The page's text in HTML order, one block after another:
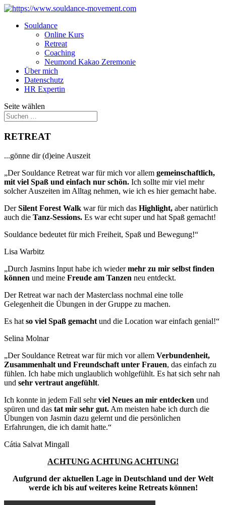
Souldance
Online Kurs
Retreat
Coaching
Neumond Kakao Zeremonie
Über mich
Datenschutz
HR Expertin
Seite wählen
RETREAT
...gönne dir (d)eine Auszeit
„Der Souldance Retreat war für mich vor allem gemeinschaftlich,
mit viel Spaß und einfach nur schön. Ich sollte mir viel mehr
solcher Auszeiten im Alltag nehmen, wie ich es hier gemacht habe.
DerSilent Forest Walk war für mich das Highlight, aber natürlich
auch die Tanz-Sessions. Es war echt super und hat Spaß gemacht!
Souldance bedeutet für mich Freiheit, Spaß und Bewegung!“
Lisa Warbitz
„Durch Jasmins Input habe ich wiedermehr zu mir selbst finden
können und meine Freude am Tanzen neu entdeckt.
Der Retreat war nach der Masterclass nochmal eine tolle
Gelegenheit die Übungen in der Gruppe zu machen.
Es hatso viel Spaß gemachtund die Location war einfach genial!“
Selina Molnar
„Der Souldance Retreat war für mich vor allem Verbundenheit,
Zusammenhalt und Freundschaftunter Frauen, das einfach zu
fühlen. Ich habe mich unglaublich wohlgefühlt. Es hat sich sehr nah
und sehr vertraut angefühlt.
Ich konnte in jedem Fall sehrviel Neues an mir entdecken und
spüren und das tat mir sehr gut.Am meisten habe ich durch die
Übungen von Jasmin dazu gelernt und die persönlichen
Erfahrungen, die ich damit hatte.“
Cátia Salvat Mingall
ACHTUNG ACHTUNG ACHTUNG!
Aufgrund der aktuellen Lage in Deutschland und der Welt
werde ich bis auf weiteres keine Retreats können!